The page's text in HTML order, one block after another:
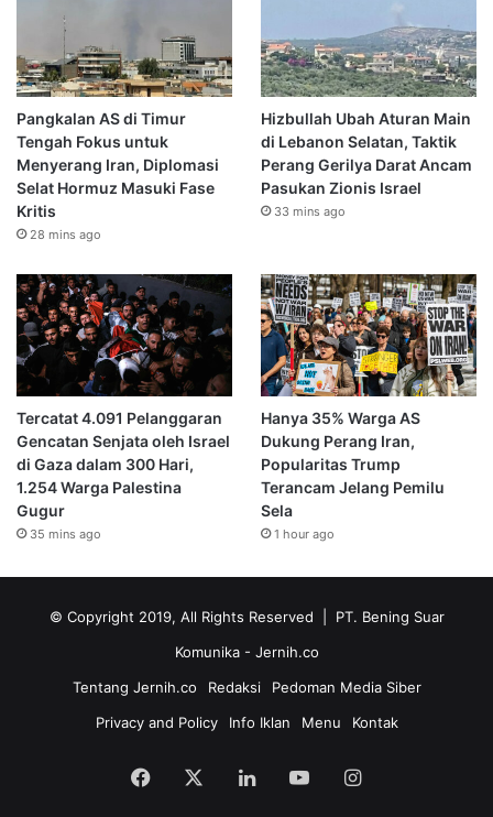
Pangkalan AS di Timur
Tengah Fokus untuk
Menyerang Iran, Diplomasi
Selat Hormuz Masuki Fase
Kritis
28 mins ago
Hizbullah Ubah Aturan Main
di Lebanon Selatan, Taktik
Perang Gerilya Darat Ancam
Pasukan Zionis Israel
33 mins ago
Tercatat 4.091 Pelanggaran
Gencatan Senjata oleh Israel
di Gaza dalam 300 Hari,
1.254 Warga Palestina
Gugur
35 mins ago
Hanya 35% Warga AS
Dukung Perang Iran,
Popularitas Trump
Terancam Jelang Pemilu
Sela
1 hour ago
© Copyright 2019, All Rights Reserved | PT. Bening Suar
Komunika - Jernih.co
Tentang Jernih.co
Redaksi
Pedoman Media Siber
Privacy and Policy
Info Iklan Menu Kontak
Facebook LinkedInYouTubeInstagram